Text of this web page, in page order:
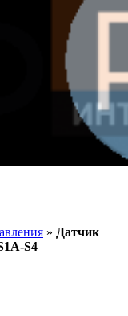
» Датчик
S4